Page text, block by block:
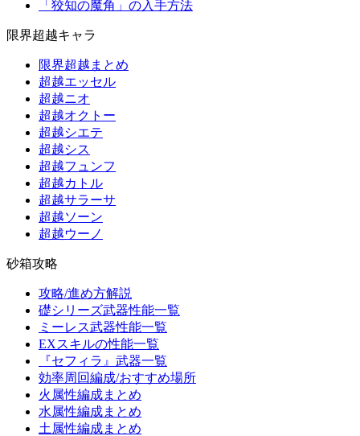
「狡知の魔角」の入手方法
限界超越キャラ
限界超越まとめ
超越エッセル
超越ニオ
超越オクトー
超越シエテ
超越シス
超越フュンフ
超越カトル
超越サラーサ
超越ソーン
超越ウーノ
砂箱攻略
攻略/進め方解説
礎シリーズ武器性能一覧
ミーレス武器性能一覧
EXスキルの性能一覧
『セフィラ』武器一覧
効率周回編成/おすすめ場所
火属性編成まとめ
水属性編成まとめ
土属性編成まとめ